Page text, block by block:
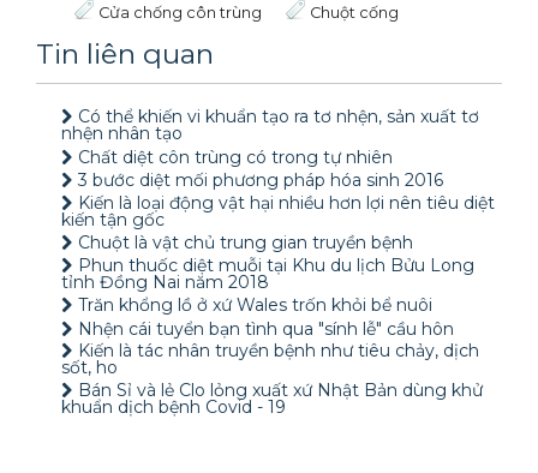
Cửa chống côn trùng Chuột cống
Tin liên quan
Có thể khiến vi khuẩn tạo ra tơ nhện, sản xuất tơ
nhện nhân tạo
Chất diệt côn trùng có trong tự nhiên
3 bước diệt mối phương pháp hóa sinh 2016
Kiến là loại động vật hại nhiều hơn lợi nên tiêu diệt
kiến tận gốc
Chuột là vật chủ trung gian truyền bệnh
Phun thuốc diệt muỗi tại Khu du lịch Bửu Long
tỉnh Đồng Nai năm 2018
Trăn khổng lồ ở xứ Wales trốn khỏi bể nuôi
Nhện cái tuyển bạn tình qua "sính lễ" cầu hôn
Kiến là tác nhân truyền bệnh như tiêu chảy, dịch
sốt, ho
Bán Sỉ và lẻ Clo lỏng xuất xứ Nhật Bản dùng khử
khuẩn dịch bệnh Covid - 19